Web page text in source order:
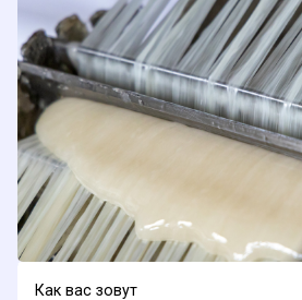
Как вас зовут